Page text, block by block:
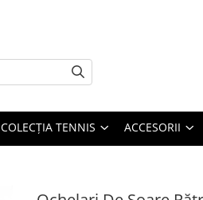
COLECȚIA TENNIS ACCESORII